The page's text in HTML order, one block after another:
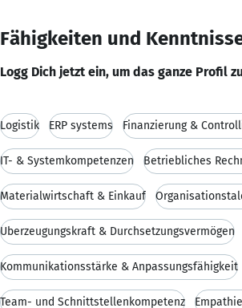
Fähigkeiten und
Logg Dich jetzt ein, um das ganze Profil
Logistik ERP systems Finanzierung &
IT- & Systemkompetenzen Betriebliches
Materialwirtschaft & Einkauf
Überzeugungskraft & Durchsetzungsvermögen
Kommunikationsstärke & Anpassungsfähigkeit
Team- und Schnittstellenkompetenz